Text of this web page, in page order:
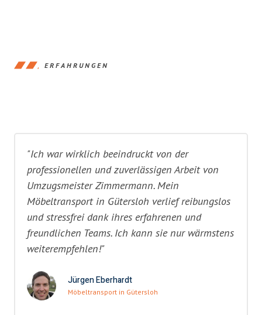
ERFAHRUNGEN
"Ich war wirklich beeindruckt von der
professionellen und zuverlässigen Arbeit von
Umzugsmeister Zimmermann. Mein
Möbeltransport in Gütersloh verlief reibungslos
und stressfrei dank ihres erfahrenen und
freundlichen Teams. Ich kann sie nur wärmstens
weiterempfehlen!"
Jürgen Eberhardt
Möbeltransport in Gütersloh